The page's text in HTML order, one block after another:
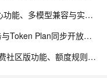
最新版OpenCode AI编程工具全解：核心功能、多模型兼容与实战应用指南
阿里云Qwen3.8-Max首发上线：API服务与Token Plan同步开放全解析
零成本开启AI编程！阿里云Qoder CN免费社区版功能、额度规则全解析